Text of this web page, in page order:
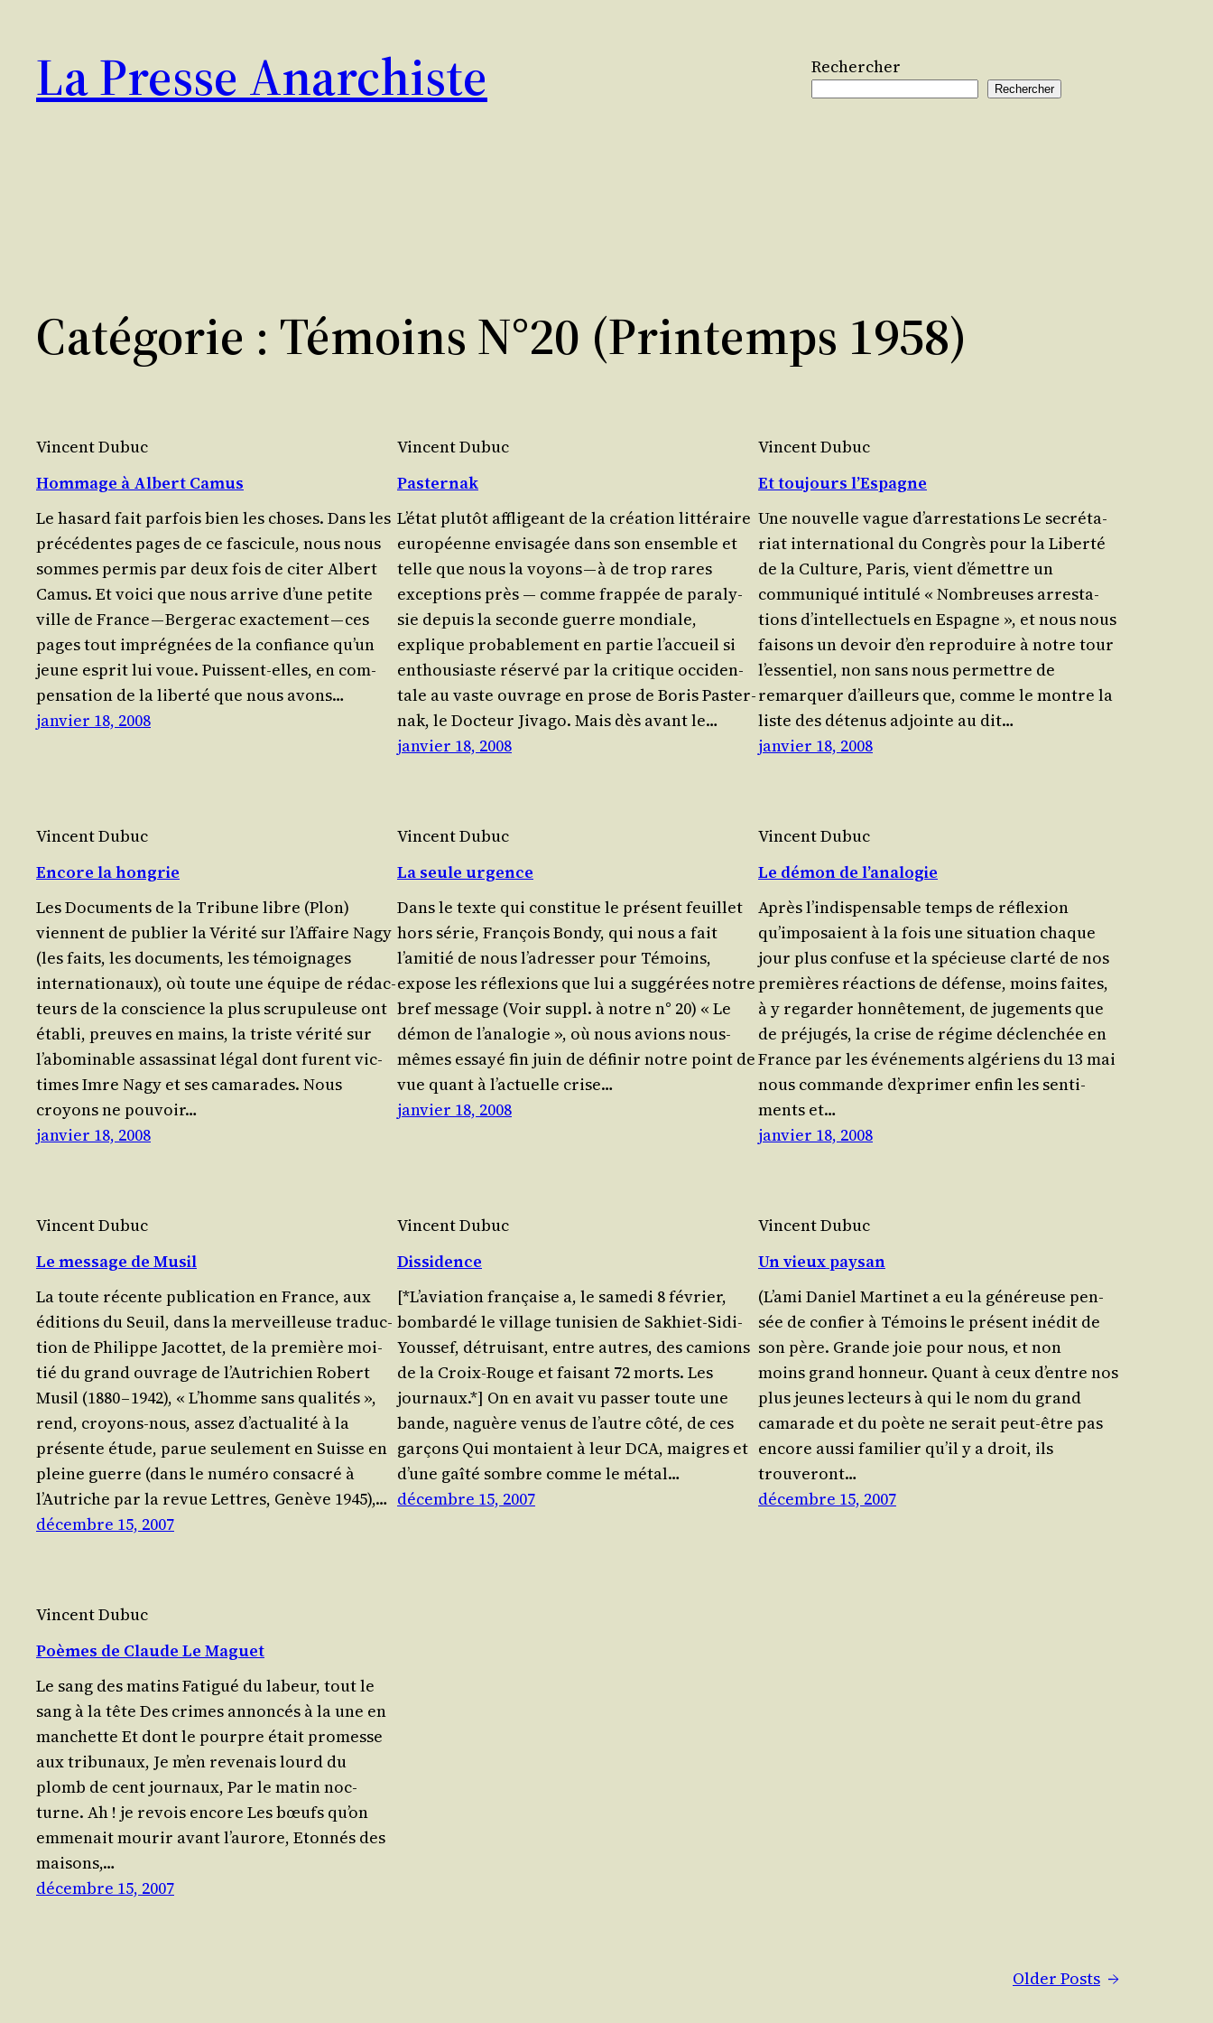
contenu
La Presse Anarchiste Rechercher
Rechercher
Catégorie : Témoins N°20 (printemps 1958)
Vincent Dubuc
Hommage à Albert Camus
Le hasard fait par­fois bien les choses. Dans les
précédentes pages de ce fas­ci­cule, nous nous
sommes per­mis par deux fois de citer Albert
Camus. Et voi­ci que nous arrive d’une petite
ville de France — Ber­ge­rac exac­te­ment — ces
pages tout imprégnées de la confiance qu’un
jeune esprit lui voue. Puissent-elles, en com­
pen­sa­tion de la liber­té que nous avons…
janvier 18, 2008
Vincent Dubuc
Pasternak
L’état plu­tôt affli­geant de la créa­tion littéraire
euro­péenne envi­sa­gée dans son ensemble et
telle que nous la voyons — à de trop rares
excep­tions près — comme frap­pée de para­ly­
sie depuis la seconde guerre mondiale,
explique pro­ba­ble­ment en par­tie l’accueil si
enthou­siaste réservé par la cri­tique occi­den­
tale au vaste ouvrage en prose de Boris Pas­ter­
nak, le Doc­teur Jiva­go. Mais dès avant le…
janvier 18, 2008
Vincent Dubuc
Et toujours l’Espagne
Une nouvelle vague d’arrestations Le secré­ta­
riat inter­na­tio­nal du Congrès pour la Liberté
de la Culture, Paris, vient d’émettre un
communiqué inti­tu­lé « Nom­breuses arres­ta­
tions d’intellectuels en Espagne », et nous nous
fai­sons un devoir d’en repro­duire à notre tour
l’essentiel, non sans nous per­mettre de
remarquer d’ailleurs que, comme le montre la
liste des détenus adjointe au dit…
janvier 18, 2008
Vincent Dubuc
Encore la hongrie
Les Docu­ments de la Tri­bune libre (Plon)
viennent de publier la Véri­té sur l’Affaire Nagy
(les faits, les docu­ments, les témoi­gnages
inter­na­tio­naux), où toute une équipe de rédac­
teurs de la conscience la plus scru­pu­leuse ont
éta­bli, preuves en mains, la triste vérité sur
l’abominable assas­si­nat légal dont furent vic­
times Imre Nagy et ses cama­rades. Nous
croyons ne pou­voir…
janvier 18, 2008
Vincent Dubuc
La seule urgence
Dans le texte qui consti­tue le pré­sent feuillet
hors série, Fran­çois Bon­dy, qui nous a fait
l’amitié de nous l’adresser pour Témoins,
expose les réflexions que lui a sug­gé­rées notre
bref mes­sage (Voir suppl. à notre n° 20) « Le
démon de l’analogie », où nous avions nous-
mêmes essayé fin juin de défi­nir notre point de
vue quant à l’actuelle crise…
janvier 18, 2008
Vincent Dubuc
Le démon de l’analogie
Après l’indispensable temps de réflexion
qu’imposaient à la fois une situa­tion chaque
jour plus confuse et la spécieuse clar­té de nos
pre­mières réac­tions de défense, moins faites,
à y regar­der hon­nê­te­ment, de juge­ments que
de pré­ju­gés, la crise de régime déclenchée en
France par les évé­ne­ments algé­riens du 13 mai
nous com­mande d’exprimer enfin les sen­ti­
ments et…
janvier 18, 2008
Vincent Dubuc
Le message de Musil
La toute récente publi­ca­tion en France, aux
édi­tions du Seuil, dans la mer­veilleuse tra­duc­
tion de Phi­lippe Jacot­tet, de la pre­mière moi­
tié du grand ouvrage de l’Autrichien Robert
Musil (1880 – 1942), « L’homme sans qualités »,
rend, croyons-nous, assez d’actualité à la
présente étude, parue seule­ment en Suisse en
pleine guerre (dans le numé­ro consa­cré à
l’Autriche par la revue Lettres, Genève 1945),…
décembre 15, 2007
Vincent Dubuc
Dissidence
[*L’aviation fran­çaise a, le same­di 8 février,
bom­bar­dé le vil­lage tuni­sien de Sakhiet-Sidi-
Youssef, détrui­sant, entre autres, des camions
de la Croix-Rouge et fai­sant 72 morts. Les
journaux.*] On en avait vu pas­ser toute une
bande, naguère venus de l’autre côté, de ces
garçons Qui mon­taient à leur DCA, maigres et
d’une gaî­té sombre comme le métal…
décembre 15, 2007
Vincent Dubuc
Un vieux paysan
(L’ami Daniel Mar­ti­net a eu la géné­reuse pen­
sée de confier à Témoins le pré­sent inédit de
son père. Grande joie pour nous, et non
moins grand hon­neur. Quant à ceux d’entre nos
plus jeunes lec­teurs à qui le nom du grand
cama­rade et du poète ne serait peut-être pas
encore aus­si fami­lier qu’il y a droit, ils
trouveront…
décembre 15, 2007
Vincent Dubuc
Poèmes de Claude Le Maguet
Le sang des matins Fati­gué du labeur, tout le
sang à la tête Des crimes annon­cés à la une en
manchette Et dont le pourpre était pro­messe
aux tribunaux, Je m’en reve­nais lourd du
plomb de cent journaux, Par le matin noc­
turne. Ah ! je revois encore Les bœufs qu’on
emme­nait mou­rir avant l’aurore, Eton­nés des
mai­sons,…
décembre 15, 2007
Older Posts →